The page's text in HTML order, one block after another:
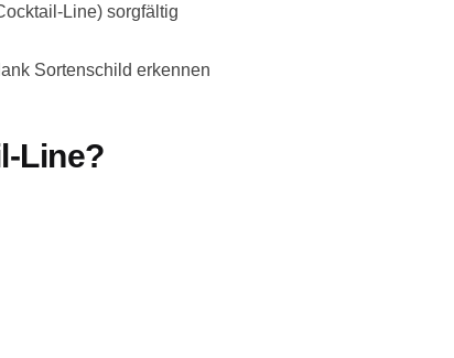
Line) sorgfältig
Sortenschild erkennen
Line?